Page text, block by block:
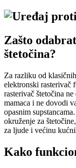
Zašto
štetočina?
Za razliku od
elektronski rasterivač
rasterivač štetočina
mamaca i ne dovodi
opasnim
okruženje za
za ljude i većinu
Kako